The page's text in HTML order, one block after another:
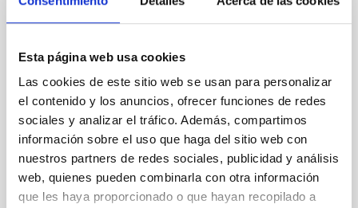
Esta página web usa cookies
Las cookies de este sitio web se usan para personalizar
el contenido y los anuncios, ofrecer funciones de redes
sociales y analizar el tráfico. Además, compartimos
información sobre el uso que haga del sitio web con
nuestros partners de redes sociales, publicidad y análisis
web, quienes pueden combinarla con otra información
que les haya proporcionado o que hayan recopilado a
planetarios en una é poca que estuvo rodeada de
misterio durante mucho tiempo. El estudio,
denominado ALMA survey to Resolve exoKuiper belt
Substructures (ARKS), se basa en una serie de 10
artículos que se publican a la vez en la revista
Astronomy and Astrophysics y ha sido realizado con
el Atacama Large Millimeter/submillimeter Array
(ALMA). Gracias a este trabajo se han obtenido las im
á